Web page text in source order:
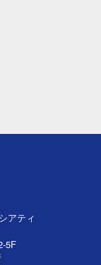
アティ
5F